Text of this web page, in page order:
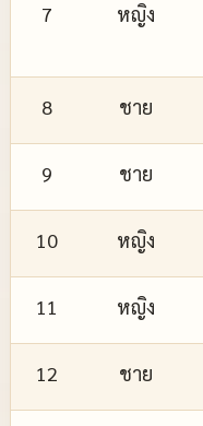
7 หญิง
8 ชาย
9 ชาย
10 หญิง
11 หญิง
12 ชาย